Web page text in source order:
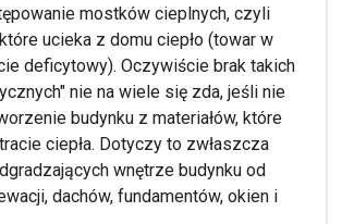
mostków cieplnych, czyli
ucieka z domu ciepło (towar w
deficytowy). Oczywiście brak takich
nie na wiele się zda, jeśli nie
budynku z materiałów, które
ciepła. Dotyczy to zwłaszcza
wnętrze budynku od
dachów, fundamentów, okien i